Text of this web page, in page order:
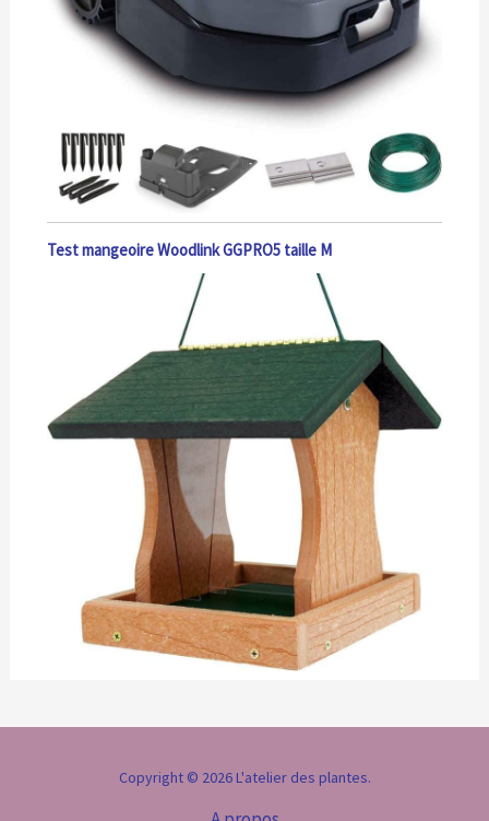
Test mangeoire Woodlink GGPRO5 taille M
Copyright © 2026 L'atelier des plantes.